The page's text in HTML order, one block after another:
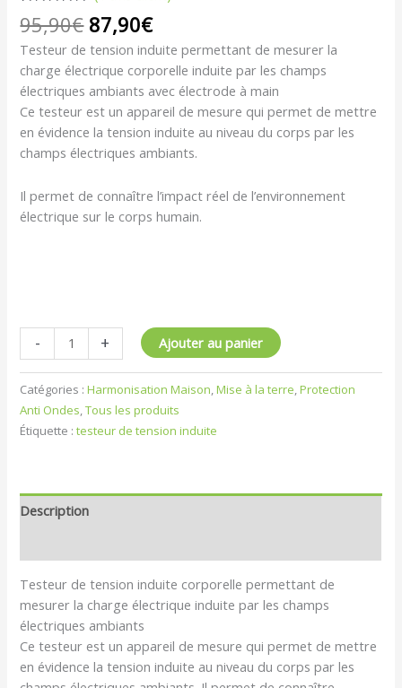
sur 5
basé sur
notation
client
95,90€ 87,90€
Testeur de tension induite permettant de mesurer la
charge électrique corporelle induite par les champs
électriques ambiants avec électrode à main
Ce testeur est un appareil de mesure qui permet de mettre
en évidence la tension induite au niveau du corps par les
champs électriques ambiants.
Il permet de connaître l’impact réel de l’environnement
électrique sur le corps humain.
- + Ajouter au panier
Catégories :Harmonisation Maison,Mise à la terre,Protection
Anti Ondes,Tous les produits
Étiquette :testeur de tension induite
Description
Testeur de tension induite corporelle permettant de
mesurer la charge électrique induite par les champs
électriques ambiants
Ce testeur est un appareil de mesure qui permet de mettre
en évidence la tension induite au niveau du corps par les